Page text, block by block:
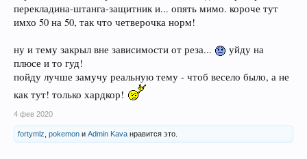
перекладина-штанга-защитник и... опять мимо. короче тут
имхо 50 на 50, так что четверочка норм!
ну и тему закрыл вне зависимости от реза...
уйду на
плюсе и то гуд!
пойду лучше замучу реальную тему - чтоб весело было, а не
как тут! только хардкор!
4 фев 2020
fortymlz pokemon и Admin Kava нравится это.